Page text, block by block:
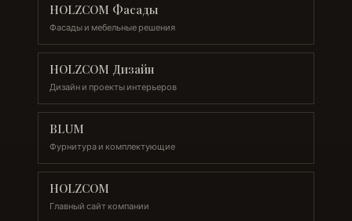
HOLZCOM Фасады
Фасады и мебельные решения
HOLZCOM Дизайн
Дизайн и проекты интерьеров
BLUM
Фурнитура и комплектующие
HOLZCOM
Главный сайт компании